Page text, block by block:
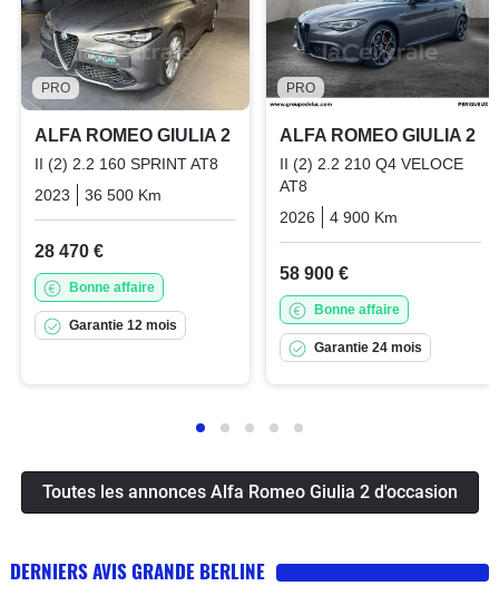
PRO
ALFA ROMEO GIULIA 2
II (2) 2.2 160 SPRINT AT8
2023
36 500 Km Diesel
28 470 €
Bonne affaire
Garantie 12 mois
PRO
ALFA ROMEO GIULIA 2
II (2) 2.2 210 Q4 VELOCE
AT8
2026
4 900 Km
58 900 €
Bonne affaire
Garantie 24 mois
Toutes les annonces Alfa Romeo Giulia 2 d'occasion
DERNIERS AVIS GRANDE BERLINE